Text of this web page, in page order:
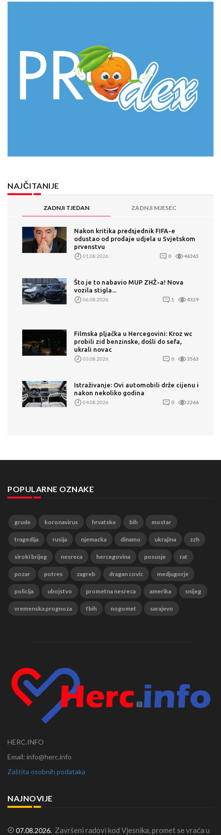
NAJČITANIJE
ZADNJI TJEDAN ZADNJI MJESEC
Nakon kritika predsjednik FIFA-e
odustao od prodaje udjela u Svjetskom
prvenstvu
01.08.2026. 0 46365
Što je to nabavio MUP ZHŽ-a! Nova
vozila stigla...
06.08.2026. 1 4329
Filmska pljačka u Hercegovini: Kroz wc
probili zid benzinske, došli do sefa,
ukrali novac
03.08.2026. 0 3563
Istraživanje: Ovi automobili drže cijenu i
nakon nekoliko godina
04.08.2026. 0 2266
POPULARNE OZNAKE
grude koronavirus hrvatska bih mostar
tragedija rusija njemacka dinamo ukrajina zzh
siroki brijeg nesreca hercegovina posusje rat
pozar potres zagreb dragan covic medjugorje
policija ubojstvo prometna nesreca amerika snijeg
vremenska prognoza fbih nogomet sarajevo
HERC.INFO
Email: info@herc.info
Zaštita osobnih podataka
NAJNOVIJE
07.08.2026. Završeni radovi kod Vjesnika, promet se vraća u